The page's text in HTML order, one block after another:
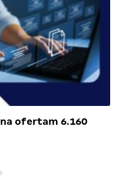
ofertam 6.160